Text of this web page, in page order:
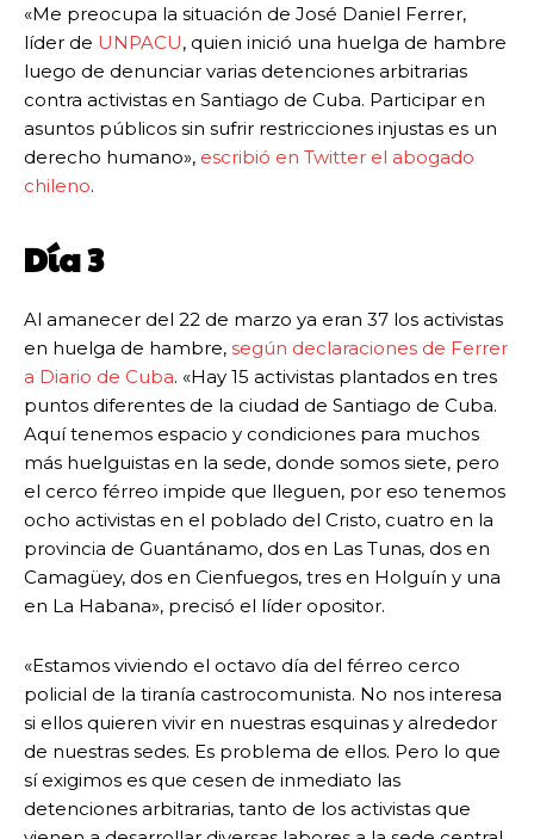
«Me preocupa la situación de José Daniel Ferrer,
líder de UNPACU, quien inició una huelga de hambre
luego de denunciar varias detenciones arbitrarias
contra activistas en Santiago de Cuba. Participar en
asuntos públicos sin sufrir restricciones injustas es un
derecho humano», escribió en Twitter el abogado
chileno.
Día 3
Al amanecer del 22 de marzo ya eran 37 los activistas
en huelga de hambre, según declaraciones de Ferrer
a Diario de Cuba. «Hay 15 activistas plantados en tres
puntos diferentes de la ciudad de Santiago de Cuba.
Aquí tenemos espacio y condiciones para muchos
más huelguistas en la sede, donde somos siete, pero
el cerco férreo impide que lleguen, por eso tenemos
ocho activistas en el poblado del Cristo, cuatro en la
provincia de Guantánamo, dos en Las Tunas, dos en
Camagüey, dos en Cienfuegos, tres en Holguín y una
en La Habana», precisó el líder opositor.
«Estamos viviendo el octavo día del férreo cerco
policial de la tiranía castrocomunista. No nos interesa
si ellos quieren vivir en nuestras esquinas y alrededor
de nuestras sedes. Es problema de ellos. Pero lo que
sí exigimos es que cesen de inmediato las
detenciones arbitrarias, tanto de los activistas que